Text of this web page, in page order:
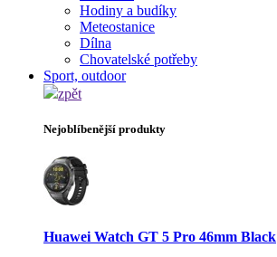
Hodiny a budíky
Meteostanice
Dílna
Chovatelské potřeby
Sport, outdoor
zpět
Nejoblíbenější produkty
Huawei Watch GT 5 Pro 46mm Black